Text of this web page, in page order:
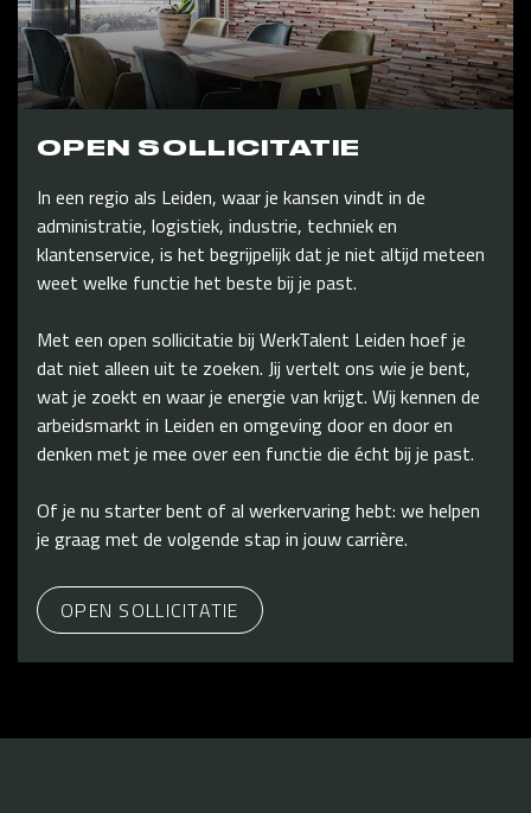
OPEN SOLLICITATIE
In een regio als Leiden, waar je kansen vindt in de
administratie, logistiek, industrie, techniek en
klantenservice, is het begrijpelijk dat je niet altijd meteen
weet welke functie het beste bij je past.
Met een open sollicitatie bij WerkTalent Leiden hoef je
dat niet alleen uit te zoeken. Jij vertelt ons wie je bent,
wat je zoekt en waar je energie van krijgt. Wij kennen de
arbeidsmarkt in Leiden en omgeving door en door en
denken met je mee over een functie die écht bij je past.
Of je nu starter bent of al werkervaring hebt: we helpen
je graag met de volgende stap in jouw carrière.
OPEN SOLLICITATIE